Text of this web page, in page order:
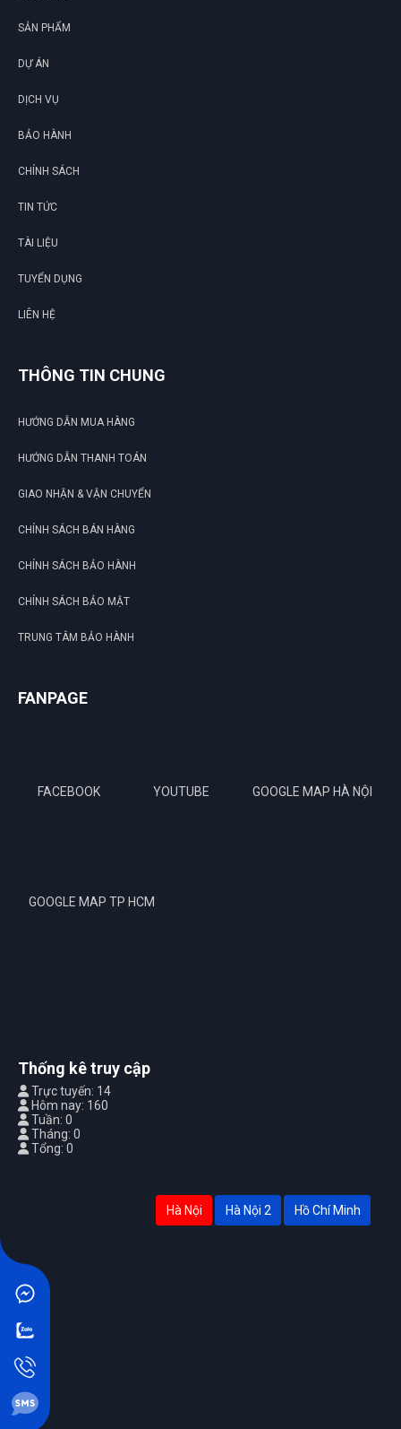
SẢN PHẨM
DỰ ÁN
DỊCH VỤ
BẢO HÀNH
CHÍNH SÁCH
TIN TỨC
TÀI LIỆU
TUYỂN DỤNG
LIÊN HỆ
THÔNG TIN CHUNG
HƯỚNG DẪN MUA HÀNG
HƯỚNG DẪN THANH TOÁN
GIAO NHẬN & VẬN CHUYỂN
CHÍNH SÁCH BÁN HÀNG
CHÍNH SÁCH BẢO HÀNH
CHÍNH SÁCH BẢO MẬT
TRUNG TÂM BẢO HÀNH
FANPAGE
FACEBOOK YOUTUBE GOOGLE MAP HÀ NỘI
GOOGLE MAP TP HCM
Thống kê truy cập
Trực tuyến: 14
Hôm nay: 160
Tuần: 0
Tháng: 0
Tổng: 0
Hà Nội Hà Nội 2 Hồ Chí Minh